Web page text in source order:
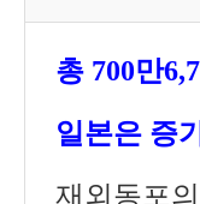
총 700만
일본은 증
재외동포